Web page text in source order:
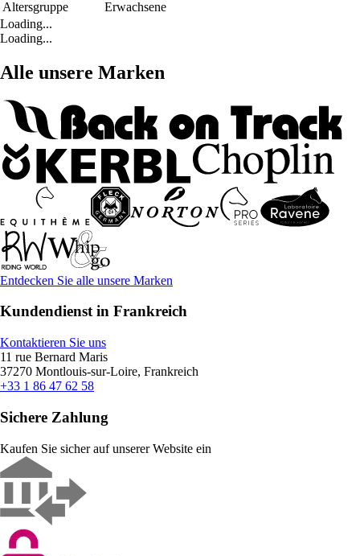
Altersgruppe
Erwachsene
Loading...
Loading...
Alle unsere Marken
Entdecken Sie alle unsere Marken
Kundendienst in Frankreich
Kontaktieren Sie uns
11 rue Bernard Maris
37270 Montlouis-sur-Loire, Frankreich
+33 1 86 47 62 58
Sichere Zahlung
Kaufen Sie sicher auf unserer Website ein